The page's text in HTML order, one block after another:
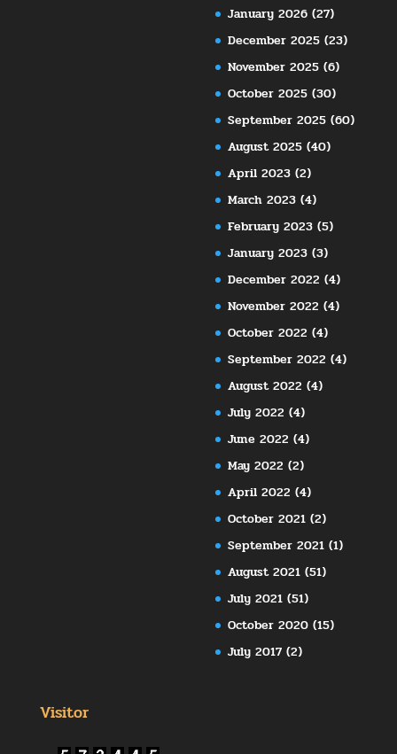
January 2026 (27)
December 2025 (23)
November 2025 (6)
October 2025 (30)
September 2025 (60)
August 2025 (40)
April 2023 (2)
March 2023 (4)
February 2023 (5)
January 2023 (3)
December 2022 (4)
November 2022 (4)
October 2022 (4)
September 2022 (4)
August 2022 (4)
July 2022 (4)
June 2022 (4)
May 2022 (2)
April 2022 (4)
October 2021 (2)
September 2021 (1)
August 2021 (51)
July 2021 (51)
October 2020 (15)
July 2017 (2)
Visitor